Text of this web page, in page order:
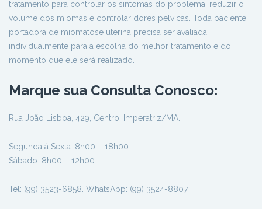
tratamento para controlar os sintomas do problema, reduzir o
volume dos miomas e controlar dores pélvicas. Toda paciente
portadora de miomatose uterina precisa ser avaliada
individualmente para a escolha do melhor tratamento e do
momento que ele será realizado.
Marque sua Consulta Conosco:
Rua João Lisboa, 429, Centro. Imperatriz/MA.
Segunda à Sexta: 8h00 – 18h00
Sábado: 8h00 – 12h00
Tel: (99) 3523-6858. WhatsApp: (99) 3524-8807.